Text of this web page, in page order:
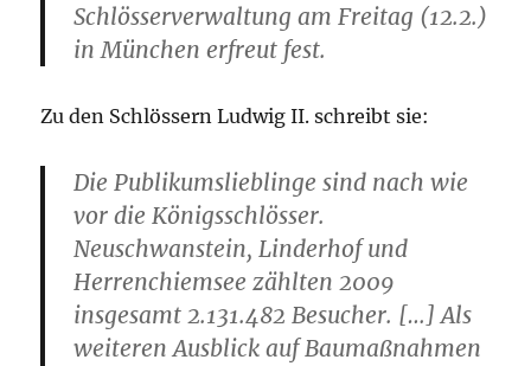
Schlösserverwaltung am Freitag (12.2.)
in München erfreut fest.
Zu den Schlössern Ludwig II. schreibt sie:
Die Publikumslieblinge sind nach wie
vor die Königsschlösser.
Neuschwanstein, Linderhof und
Herrenchiemsee zählten 2009
insgesamt 2.131.482 Besucher. […] Als
weiteren Ausblick auf Baumaßnahmen